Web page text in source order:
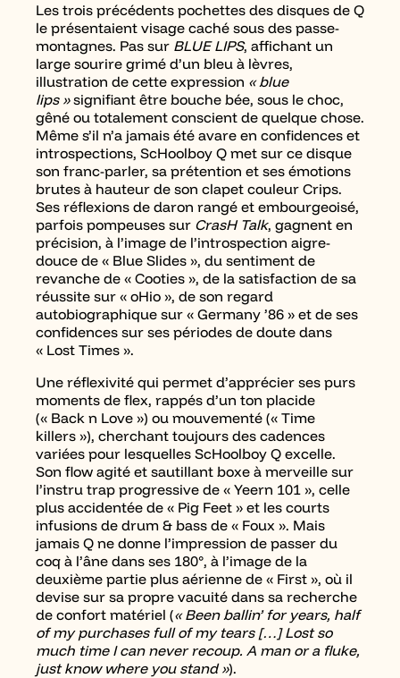
Les trois précédents pochettes des disques de Q
le présentaient visage caché sous des passe-
montagnes. Pas sur BLUE LIPS, affichant un
large sourire grimé d’un bleu à lèvres,
illustration de cette expression « blue
lips »signifiant être bouche bée, sous le choc,
gêné ou totalement conscient de quelque chose.
Même s’il n’a jamais été avare en confidences et
introspections, ScHoolboy Q met sur ce disque
son franc-parler, sa prétention et ses émotions
brutes à hauteur de son clapet couleur Crips.
Ses réflexions de daron rangé et embourgeoisé,
parfois pompeuses sur CrasH Talk, gagnent en
précision, à l’image de l’introspection aigre-
douce de « Blue Slides », du sentiment de
revanche de « Cooties », de la satisfaction de sa
réussite sur « oHio », de son regard
autobiographique sur « Germany ’86 » et de ses
confidences sur ses périodes de doute dans
« Lost Times ».
Une réflexivité qui permet d’apprécier ses purs
moments de flex, rappés d’un ton placide
(« Back n Love ») ou mouvementé (« Time
killers »), cherchant toujours des cadences
variées pour lesquelles ScHoolboy Q excelle.
Son flow agité et sautillant boxe à merveille sur
l’instru trap progressive de « Yeern 101 », celle
plus accidentée de « Pig Feet » et les courts
infusions de drum & bass de « Foux ». Mais
jamais Q ne donne l’impression de passer du
coq à l’âne dans ses 180°, à l’image de la
deuxième partie plus aérienne de « First », où il
devise sur sa propre vacuité dans sa recherche
de confort matériel (« Been ballin’ for years, half
of my purchases full of my tears […] Lost so
much time I can never recoup. A man or a fluke,
just know where you stand »).